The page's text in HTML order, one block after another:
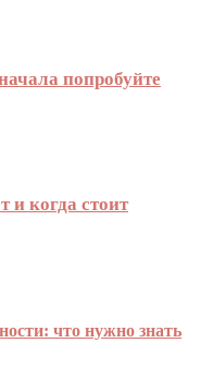
попробуйте
и когда стоит
что нужно знать